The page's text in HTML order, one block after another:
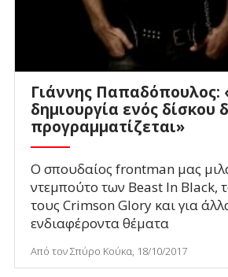
Γιάννης Παπαδόπουλος:
δημιουργία ενός δίσκου
προγραμματίζεται»
Ο σπουδαίος frontman μας
ντεμπούτο των Beast In Black,
τους Crimson Glory και για
ενδιαφέροντα θέματα
Από τον Σπύρο Κούκα, 18/10/2017